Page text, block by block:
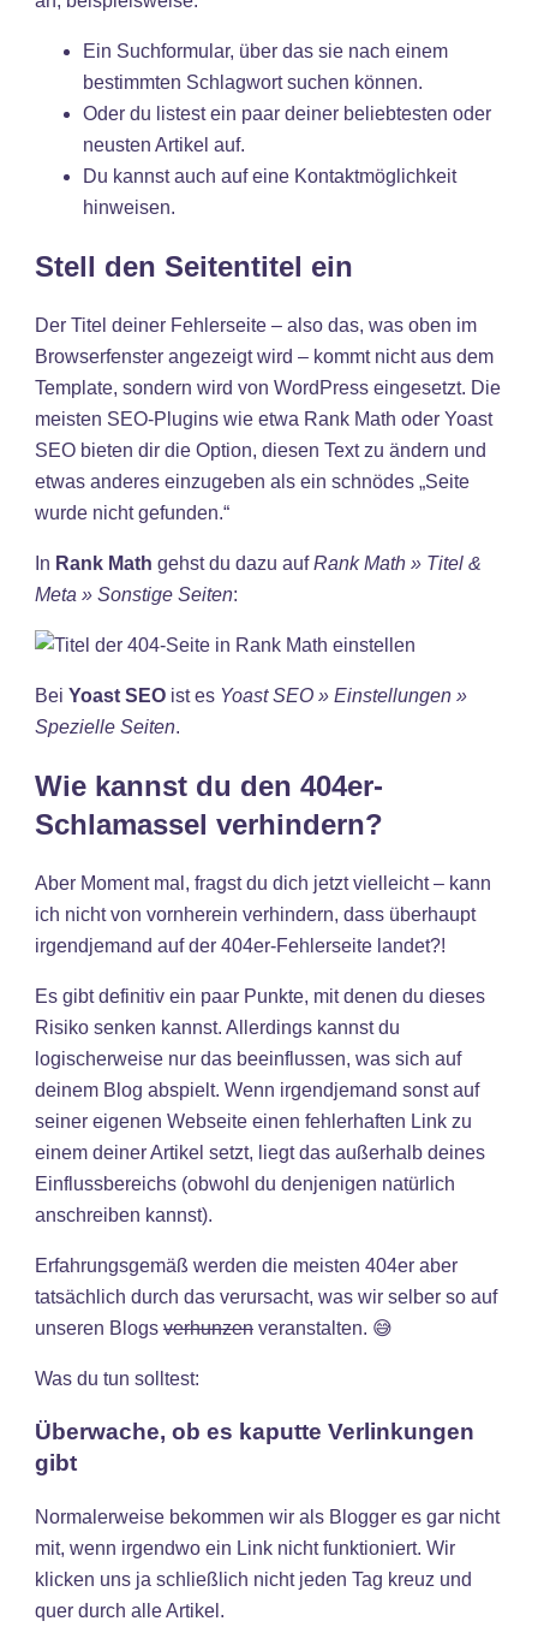
Ein Suchformular, über das sie nach einem
bestimmten Schlagwort suchen können.
Oder du listest ein paar deiner beliebtesten oder
neusten Artikel auf.
Du kannst auch auf eine Kontaktmöglichkeit
hinweisen.
Stell den Seitentitel ein
Der Titel deiner Fehlerseite – also das, was oben im
Browserfenster angezeigt wird – kommt nicht aus dem
Template, sondern wird von WordPress eingesetzt. Die
meisten SEO-Plugins wie etwa Rank Math oder Yoast
SEO bieten dir die Option, diesen Text zu ändern und
etwas anderes einzugeben als ein schnödes „Seite
wurde nicht gefunden.“
In Rank Math gehst du dazu aufRank Math » Titel &
Meta » Sonstige Seiten:
Bei Yoast SEO ist es Yoast SEO » Einstellungen »
Spezielle Seiten.
Wie kannst du den 404er-
Schlamassel verhindern?
Aber Moment mal, fragst du dich jetzt vielleicht – kann
ich nicht von vornherein verhindern, dass überhaupt
irgendjemand auf der 404er-Fehlerseite landet?!
Es gibt definitiv ein paar Punkte, mit denen du dieses
Risiko senken kannst. Allerdings kannst du
logischerweise nur das beeinflussen, was sich auf
deinem Blog abspielt. Wenn irgendjemand sonst auf
seiner eigenen Webseite einen fehlerhaften Link zu
einem deiner Artikel setzt, liegt das außerhalb deines
Einflussbereichs (obwohl du denjenigen natürlich
anschreiben kannst).
Erfahrungsgemäß werden die meisten 404er aber
tatsächlich durch das verursacht, was wir selber so auf
unseren Blogs verhunzen veranstalten. 😅
Was du tun solltest:
Überwache, ob es kaputte Verlinkungen
gibt
Normalerweise bekommen wir als Blogger es gar nicht
mit, wenn irgendwo ein Link nicht funktioniert. Wir
klicken uns ja schließlich nicht jeden Tag kreuz und
quer durch alle Artikel.